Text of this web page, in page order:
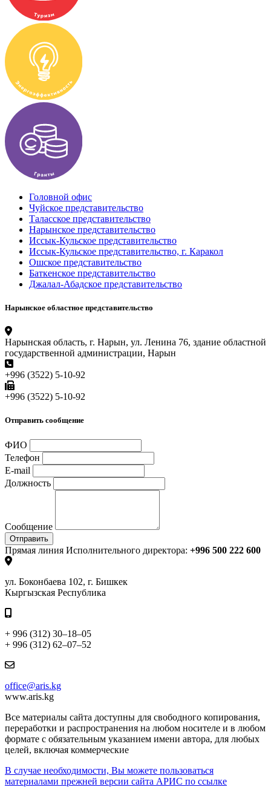
Головной офис
Чуйское представительство
Таласское представительство
Нарынское представительство
Иссык-Кульское представительство
Иссык-Кульское представительство, г. Каракол
Ошское представительство
Баткенское представительство
Джалал-Абадское представительство
Нарынское областное представительство
Нарынская область, г. Нарын, ул. Ленина 76, здание областной
государственной администрации, Нарын
+996 (3522) 5-10-92
+996 (3522) 5-10-92
Отправить сообщение
ФИО
Телефон
E-mail
Должность
Сообщение
Отправить
Прямая линия Исполнительного директора: +996 500 222 600
ул. Боконбаева 102, г. Бишкек
Кыргызская Республика
+ 996 (312) 30–18–05
+ 996 (312) 62–07–52
office@aris.kg
www.aris.kg
Все материалы сайта доступны для свободного копирования,
переработки и распространения на любом носителе и в любом
формате с обязательным указанием имени автора, для любых
целей, включая коммерческие
В случае необходимости, Вы можете пользоваться
материалами прежней версии сайта АРИС по ссылке